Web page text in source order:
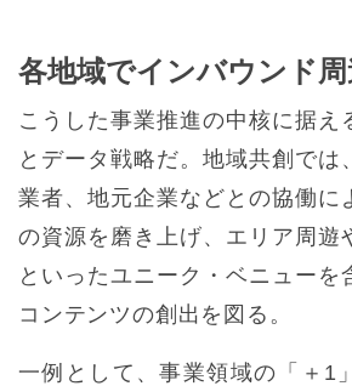
各地域でインバウンド
こうした事業推進の中核に据え
とデータ戦略だ。地域共創では
業者、地元企業などとの協働に
の資源を磨き上げ、エリア周遊
といったユニーク・ベニューを
コンテンツの創出を図る。
一例として、事業領域の「＋1